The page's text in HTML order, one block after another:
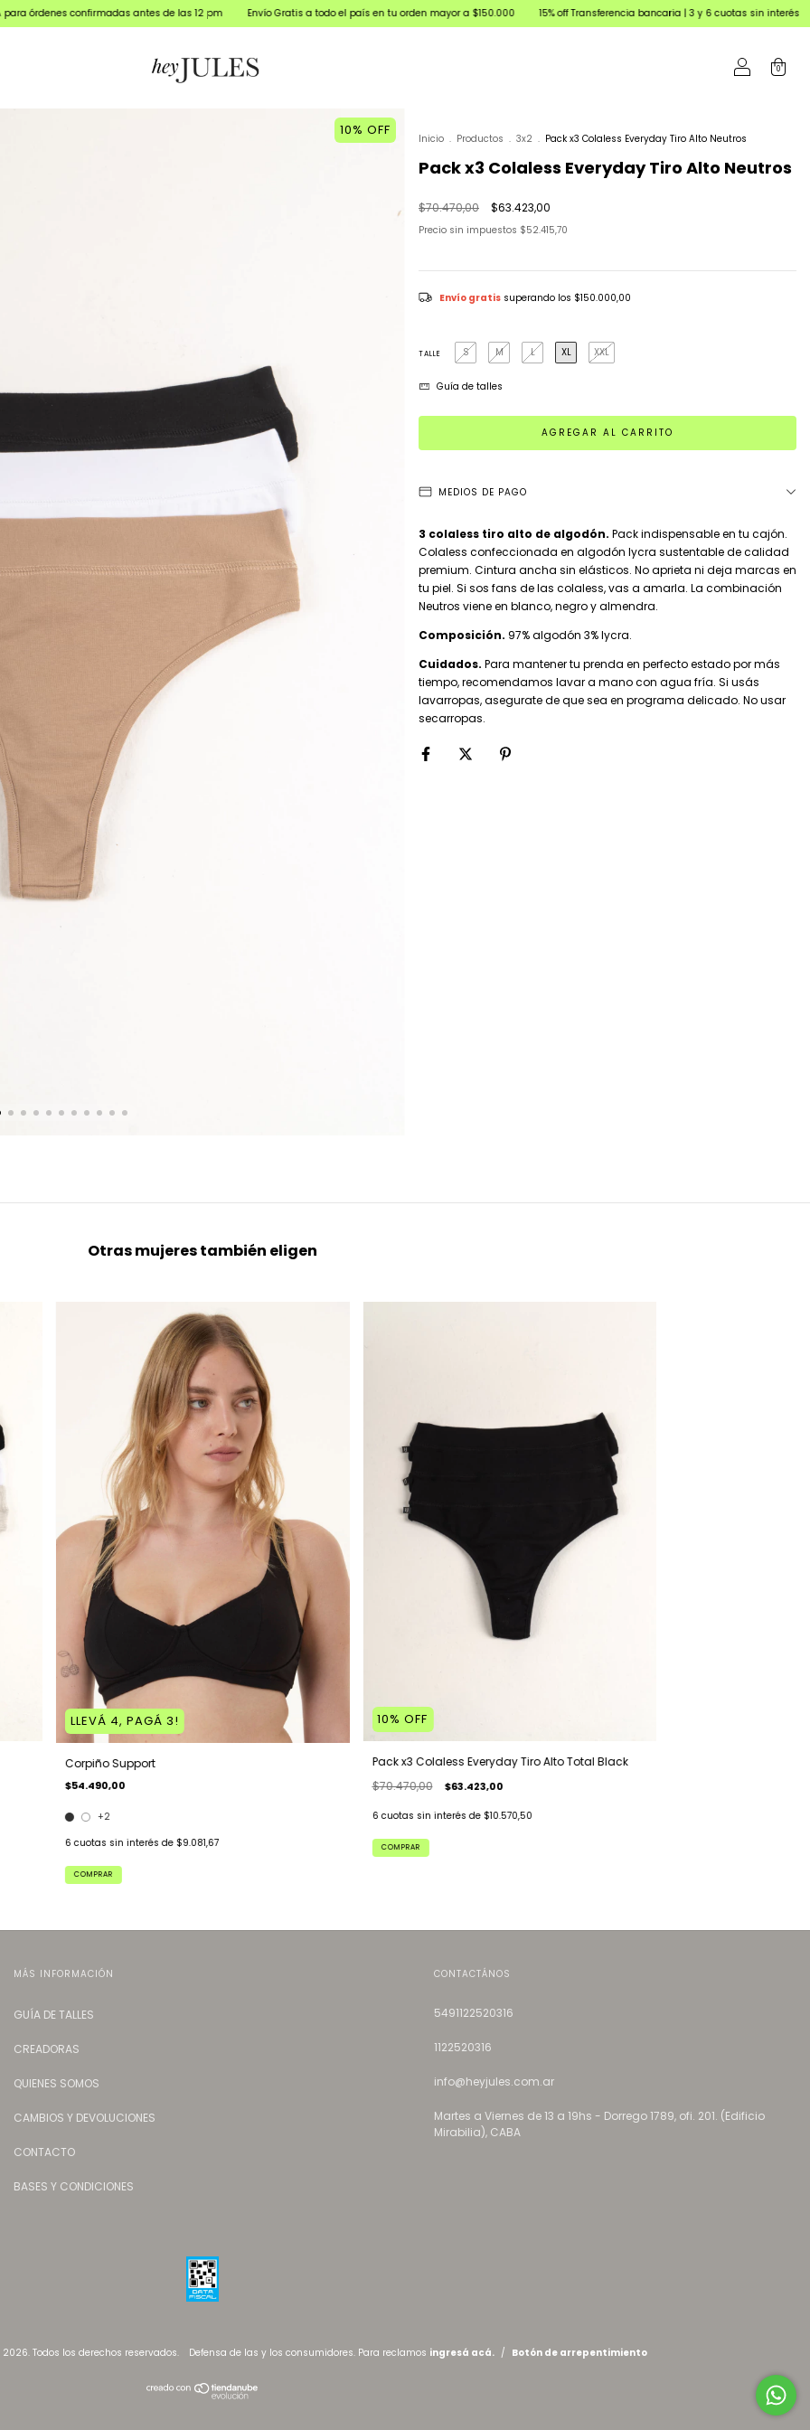
confirmadas antes de las 12 pm Envío Gratis a todo el país en tu orden mayor a $150.000 15% off Transferencia bancaria | 3 y 6 cuotas sin interés Envíos en
0
10% OFF
Inicio . Productos . 3x2 . Pack x3 Colaless Everyday Tiro Alto Neutros
Pack x3 Colaless Everyday Tiro Alto Neutros
$70.470,00 $63.423,00
Precio sin impuestos $52.415,70
Envío gratis superando los $150.000,00
TALLE S M L XL XXL
Guía de talles
MEDIOS DE PAGO
3 colaless tiro alto de algodón. Pack indispensable en tu cajón.
Colaless confeccionada en algodón lycra sustentable de calidad
premium. Cintura ancha sin elásticos. No aprieta ni deja marcas en
tu piel. Si sos fans de las colaless, vas a amarla. La combinación
Neutros viene en blanco, negro y almendra.
Composición. 97% algodón 3% lycra.
Cuidados. Para mantener tu prenda en perfecto estado por más
tiempo, recomendamos lavar a mano con agua fría. Si usás
lavarropas, asegurate de que sea en programa delicado. No usar
secarropas.
Otras mujeres también eligen
LLEVÁ 4, PAGÁ 3!
Corpiño Support
$54.490,00
+2
6 cuotas sin interés de $9.081,67
COMPRAR
10%OFF
Pack x3 Colaless Everyday Tiro Alto Total Black
$70.470,00
$63.423,00
6 cuotas sin interés de $10.570,50
COMPRAR
MÁS INFORMACIÓN
GUÍA DE TALLES
CREADORAS
QUIENES SOMOS
CAMBIOS Y DEVOLUCIONES
CONTACTO
BASES Y CONDICIONES
CONTACTÁNOS
5491122520316
1122520316
info@heyjules.com.ar
Martes a Viernes de 13 a 19hs - Dorrego 1789, ofi. 201. (Edificio
Mirabilia), CABA
Todos los derechos reservados. Defensa de las y los consumidores. Para reclamos ingresá acá. / Botón de arrepentimiento